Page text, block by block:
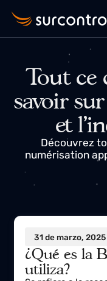
Tout ce
savoir
et
Découvrez
numérisation
31 de marzo,
¿Qué es la